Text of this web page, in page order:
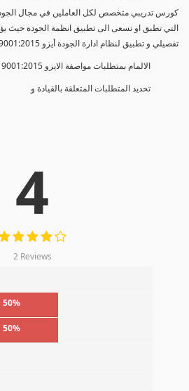
كورس تدريبي متخصص لكل العاملين في مجال
التي تطبق او تسعى الى تطبيق انظمة الجودة حيث
تفصيلي و تطبيق لنظام ادارة الجودة أيزو 9001:2015.
الالمام بمتطلبات مواصفة الايزو 9001:2015
تحديد المتطلبات المتعلقة بالقيادة و
4
2 Reviews
50%
50%